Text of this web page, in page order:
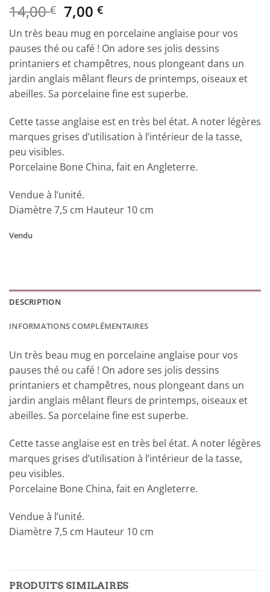
14,00€ Le
prix
initial
était :
14,00 €.
7,00€Le
actuel
est :
7,00 €.
Un très beau mug en porcelaine anglaise pour vos
pauses thé ou café ! On adore ses jolis dessins
printaniers et champêtres, nous plongeant dans un
jardin anglais mêlant fleurs de printemps, oiseaux et
abeilles. Sa porcelaine fine est superbe.
Cette tasse anglaise est en très bel état. A noter légères
marques grises d’utilisation à l’intérieur de la tasse,
peu visibles.
Porcelaine Bone China, fait en Angleterre.
Vendue à l’unité.
Diamètre 7,5 cm Hauteur 10 cm
Vendu
DESCRIPTION
INFORMATIONS COMPLÉMENTAIRES
Un très beau mug en porcelaine anglaise pour vos
pauses thé ou café ! On adore ses jolis dessins
printaniers et champêtres, nous plongeant dans un
jardin anglais mêlant fleurs de printemps, oiseaux et
abeilles. Sa porcelaine fine est superbe.
Cette tasse anglaise est en très bel état. A noter légères
marques grises d’utilisation à l’intérieur de la tasse,
peu visibles.
Porcelaine Bone China, fait en Angleterre.
Vendue à l’unité.
Diamètre 7,5 cm Hauteur 10 cm
PRODUITS SIMILAIRES